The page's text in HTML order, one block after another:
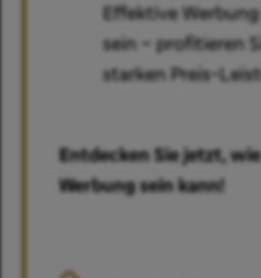
Effektive
sein – profitieren
starken Preis-
Entdecken Sie jetzt,
Werbung sein kann!